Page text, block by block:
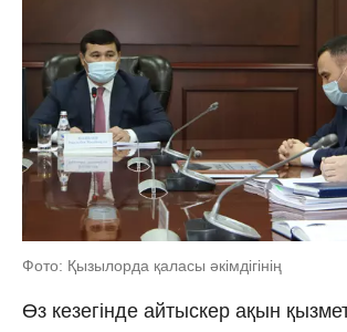
Фото: Қызылорда қаласы әкімдігінің
Өз кезегінде айтыскер ақын